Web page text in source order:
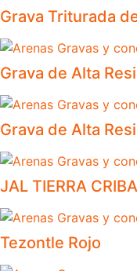
Grava Triturada
Grava de Alta
Grava de Alta
JAL TIERRA
Tezontle Rojo